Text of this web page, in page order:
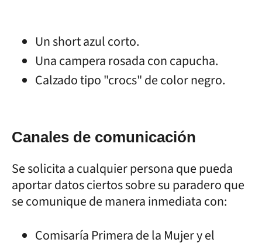
Un short azul corto.
Una campera rosada con capucha.
Calzado tipo "crocs" de color negro.
Canales de comunicación
Se solicita a cualquier persona que pueda
aportar datos ciertos sobre su paradero que
se comunique de manera inmediata con:
Comisaría Primera de la Mujer y el